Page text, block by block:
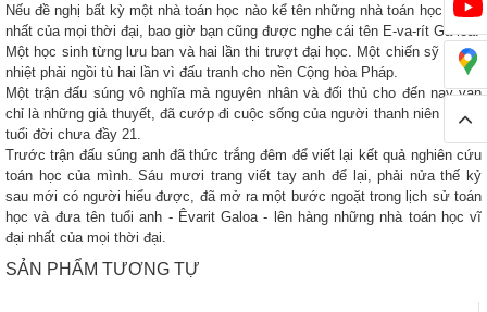
Nếu đề nghị bất kỳ một nhà toán học nào kể tên những nhà toán học vĩ đại
nhất của mọi thời đại, bao giờ bạn cũng được nghe cái tên E-va-rít Ga-loa.
Một học sinh từng lưu ban và hai lần thi trượt đại học. Một chiến sỹ cuồng
nhiệt phải ngồi tù hai lần vì đấu tranh cho nền Cộng hòa Pháp.
Một trận đấu súng vô nghĩa mà nguyên nhân và đối thủ cho đến nay vẫn
chỉ là những giả thuyết, đã cướp đi cuộc sống của người thanh niên đó khi
tuổi đời chưa đầy 21.
Trước trận đấu súng anh đã thức trắng đêm để viết lại kết quả nghiên cứu
toán học của mình. Sáu mươi trang viết tay anh để lại, phải nửa thế kỷ
sau mới có người hiểu được, đã mở ra một bước ngoặt trong lịch sử toán
học và đưa tên tuổi anh - Êvarit Galoa - lên hàng những nhà toán học vĩ
đại nhất của mọi thời đại.
SẢN PHẨM TƯƠNG TỰ